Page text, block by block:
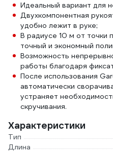
Идеальный вариант для
Двухкомпонентная
удобно лежит в руке;
В радиусе 10 м от точки
точный и экономный
Возможность
работы благодаря
После использования
автоматически
устраняет
скручивания.
Характеристики
Тип
Длина